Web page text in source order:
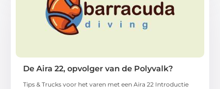
De Aira 22, opvolger van de Polyvalk?
Tips & Trucks voor het varen met een Aira 22 Introductie